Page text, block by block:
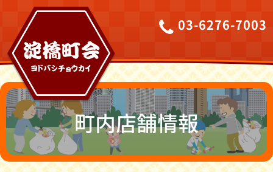
03-6276-7003
町内店舗情報